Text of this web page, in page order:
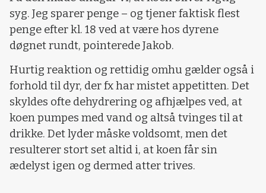
syg. Jeg sparer penge – og tjener faktisk flest
penge efter kl. 18 ved at være hos dyrene
døgnet rundt, pointerede Jakob.
Hurtig reaktion og rettidig omhu gælder også i
forhold til dyr, der fx har mistet appetitten. Det
skyldes ofte dehydrering og afhjælpes ved, at
koen pumpes med vand og altså tvinges til at
drikke. Det lyder måske voldsomt, men det
resulterer stort set altid i, at koen får sin
ædelyst igen og dermed atter trives.